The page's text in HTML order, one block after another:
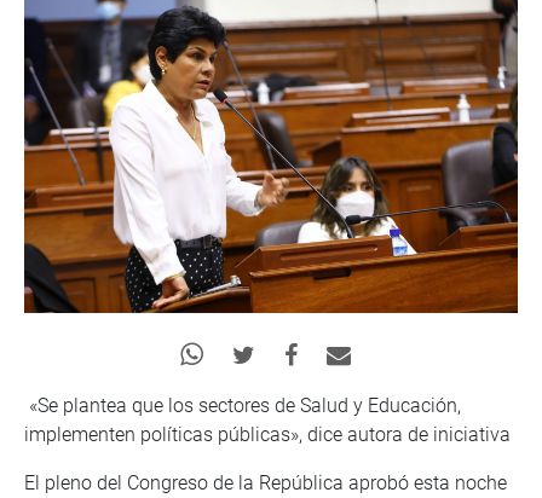
«Se plantea que los sectores de Salud y Educación,
implementen políticas públicas», dice autora de iniciativa
El pleno del Congreso de la República aprobó esta noche